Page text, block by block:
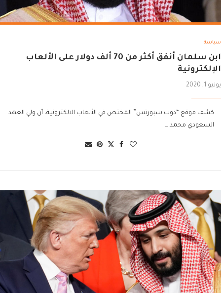
سياسة
ابن سلمان أنفق أكثر من 70 ألف دولار على الألعاب
الإلكترونية
يونيو 1, 2020
كشف موقع “دوت سبورتس” المختص في الألعاب الالكترونية، أن ولي العهد
السعودي محمد …